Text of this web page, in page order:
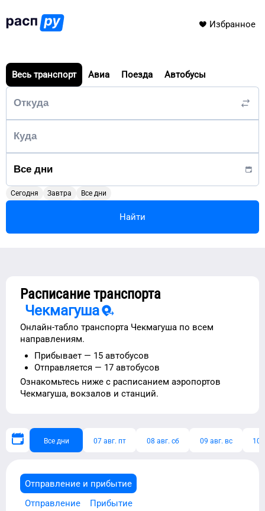
Избранное
Весь транспорт Авиа Поезда Автобусы
Сегодня Завтра Все дни
Найти
Расписание транспорта
Чекмагуша
Онлайн-табло транспорта Чекмагуша по всем
направлениям.
Прибывает — 15 автобусов
Отправляется — 17 автобусов
Ознакомьтесь ниже с расписанием аэропортов
Чекмагуша, вокзалов и станций.
Все дни 07 авг. пт 08 авг. сб 09 авг. вс 10
Отправление и прибытие
Отправление
Прибытие